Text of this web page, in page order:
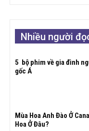
Nhiều người
5 bộ phim về gia đình
gốc Á
Mùa Hoa Anh Đào Ở
Hoa Ở Đâu?